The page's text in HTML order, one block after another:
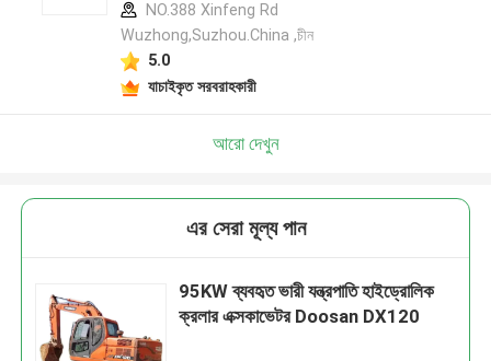
NO.388 Xinfeng Rd
Wuzhong,Suzhou.China ,চীন
5.0
যাচাইকৃত সরবরাহকারী
আরো দেখুন
এর সেরা মূল্য পান
95KW ব্যবহৃত ভারী যন্ত্রপাতি হাইড্রোলিক
ক্রলার এক্সকাভেটর Doosan DX120